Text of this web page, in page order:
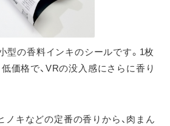
型の香料インキのシールです。1枚
価格で、VRの没入感にさらに香り
ノキなどの定番の香りから、肉まん